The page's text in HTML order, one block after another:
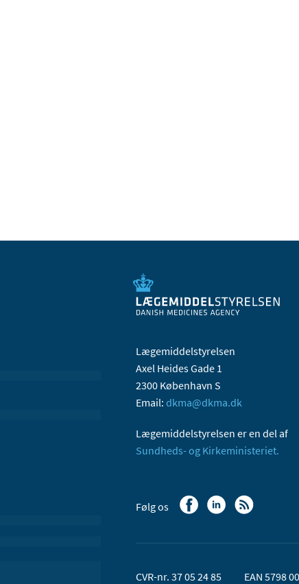
Lægemiddelstyrelsen
Axel Heides Gade 1
2300 København S
Email: dkma@dkma.dk
Lægemiddelstyrelsen er en del af
Sundheds- og Kirkeministeriet.
Følg os
CVR-nr. 37 05 24 85 EAN 5798